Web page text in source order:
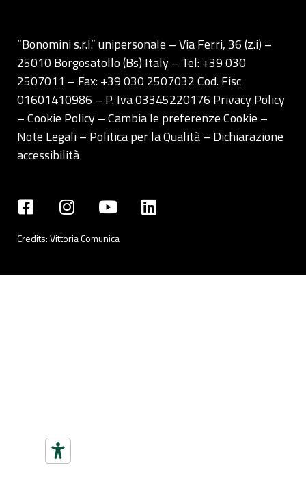
“Bonomini s.r.l.” unipersonale – Via Ferri, 36 (z.i) –
25010 Borgosatollo (Bs) Italy – Tel: +39 030
2507011 – Fax: +39 030 2507032 Cod. Fisc
01601410986 – P. Iva 03345220176 Privacy Policy
– Cookie Policy –Cambia le preferenze Cookie –
Note Legali– Politica per la Qualità– Dichiarazione
accessibilità
Credits:Vittoria Comunica